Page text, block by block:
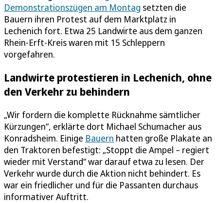
Demonstrationszügen am Montag setzten die
Bauern ihren Protest auf dem Marktplatz in
Lechenich fort. Etwa 25 Landwirte aus dem ganzen
Rhein-Erft-Kreis waren mit 15 Schleppern
vorgefahren.
Landwirte protestieren in Lechenich, ohne
den Verkehr zu behindern
„Wir fordern die komplette Rücknahme sämtlicher
Kürzungen“, erklärte dort Michael Schumacher aus
Konradsheim. Einige Bauern hatten große Plakate an
den Traktoren befestigt: „Stoppt die Ampel – regiert
wieder mit Verstand“ war darauf etwa zu lesen. Der
Verkehr wurde durch die Aktion nicht behindert. Es
war ein friedlicher und für die Passanten durchaus
informativer Auftritt.